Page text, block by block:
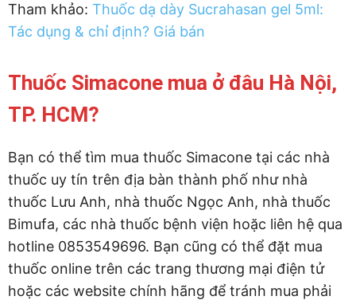
Tham khảo: Thuốc dạ dày Sucrahasan gel 5ml:
Tác dụng & chỉ định? Giá bán
Thuốc Simacone mua ở đâu Hà Nội,
TP. HCM?
Bạn có thể tìm mua thuốc Simacone tại các nhà
thuốc uy tín trên địa bàn thành phố như nhà
thuốc Lưu Anh, nhà thuốc Ngọc Anh, nhà thuốc
Bimufa, các nhà thuốc bệnh viện hoặc liên hệ qua
hotline 0853549696. Bạn cũng có thể đặt mua
thuốc online trên các trang thương mại điện tử
hoặc các website chính hãng để tránh mua phải